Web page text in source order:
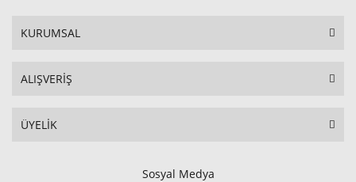
KURUMSAL
ALIŞVERİŞ
ÜYELİK
Sosyal Medya